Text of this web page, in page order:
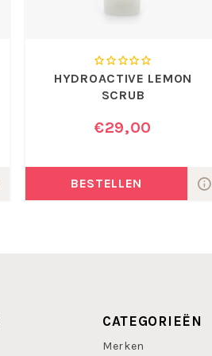
HYDROACTIVE LEMON
SCRUB
€29,00
BESTELLEN
CATEGORIEËN
Merken